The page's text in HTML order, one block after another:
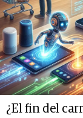
¿El fin del